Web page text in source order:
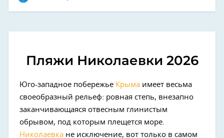
Пляжи Николаевки 2026
Юго-западное побережье Крыма имеет весьма
своеобразный рельеф: ровная степь, внезапно
заканчивающаяся отвесным глинистым
обрывом, под которым плещется море.
Николаевка не исключение, вот только в самом